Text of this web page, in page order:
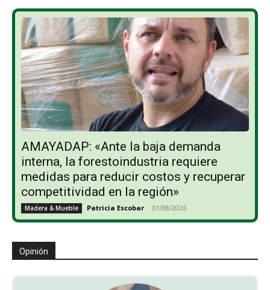
AMAYADAP: «Ante la baja demanda
interna, la forestoindustria requiere
medidas para reducir costos y recuperar
competitividad en la región»
Madera & Mueble Patricia Escobar - 01/08/2026
Opinión